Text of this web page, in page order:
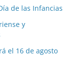
de las Infancias
y
el 16 de agosto